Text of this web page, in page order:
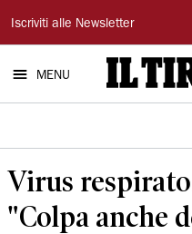
Il
Tirreno
Iscriviti alle Newsletter
MENU
Virus
"Colpa anche